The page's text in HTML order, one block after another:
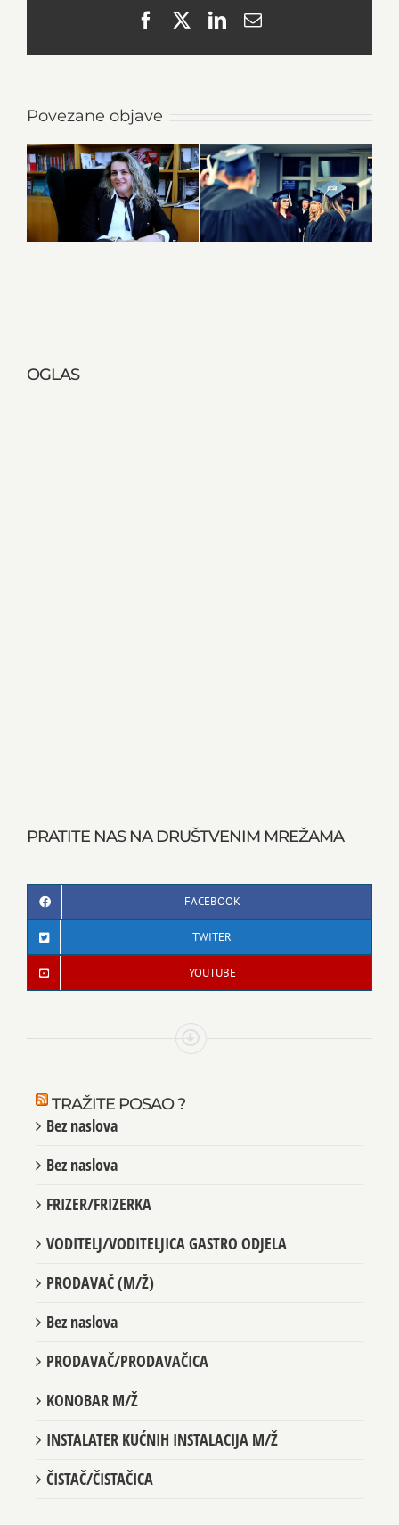
FacebookLinkedIn
Email
Povezane objave
OGLAS
PRATITE NAS NA DRUŠTVENIM MREŽAMA
FACEBOOK
TWITER
YOUTUBE
TRAŽITE POSAO ?
Bez naslova
Bez naslova
FRIZER/FRIZERKA
VODITELJ/VODITELJICA GASTRO ODJELA
PRODAVAČ (M/Ž)
Bez naslova
PRODAVAČ/PRODAVAČICA
KONOBAR M/Ž
INSTALATER KUĆNIH INSTALACIJA M/Ž
ČISTAČ/ČISTAČICA